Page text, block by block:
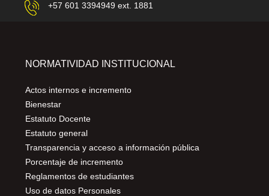
+57 601 3394949 ext. 1881
NORMATIVIDAD INSTITUCIONAL
Actos internos e incremento
Bienestar
Estatuto Docente
Estatuto general
Transparencia y acceso a información pública
Porcentaje de incremento
Reglamentos de estudiantes
Uso de datos Personales